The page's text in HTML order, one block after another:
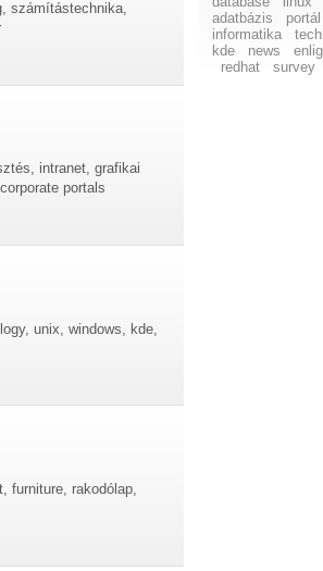
számítástechnika,
intranet, grafikai
portals
unix, windows, kde,
furniture, rakodólap,
adatbázis
portál
informatika
kde
news
redhat
survey